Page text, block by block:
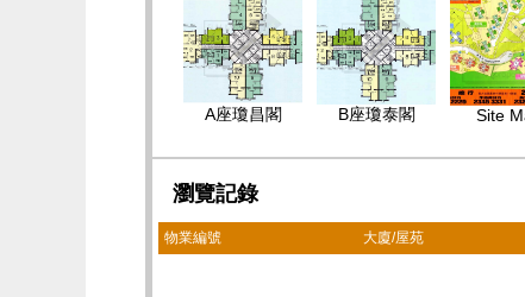
A座瓊昌閣 B座瓊泰閣 Site
瀏覽記錄
物業編號 大廈/屋苑